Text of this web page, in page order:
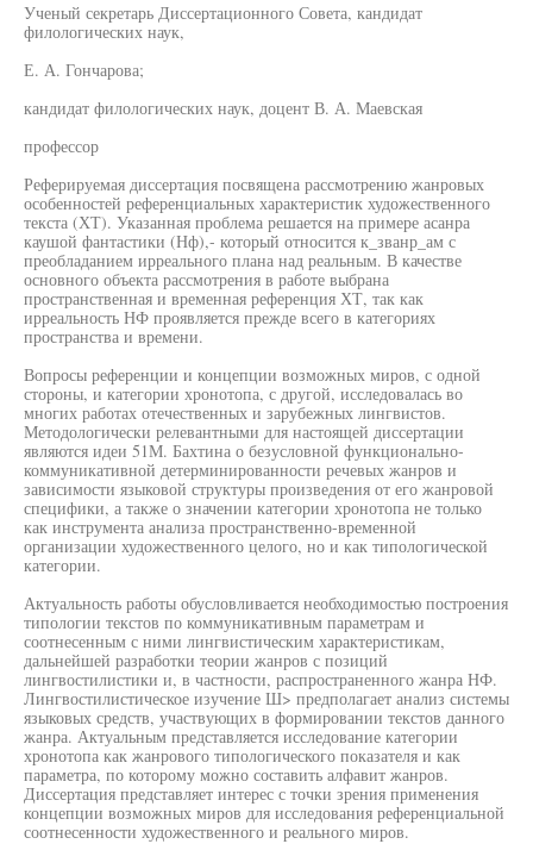
Ученый секретарь Диссертационного Совета, кандидат
филологических наук,
Е. А. Гончарова;
кандидат филологических наук, доцент В. А. Маевская
профессор
Реферируемая диссертация посвящена рассмотрению жанровых
особенностей референциальных характеристик художественного
текста (ХТ). Указанная проблема решается на примере асанра
каушой фантастики (Нф),- который относится к_званр_ам с
преобладанием ирреального плана над реальным. В качестве
основного объекта рассмотрения в работе выбрана
пространственная и временная референция ХТ, так как
ирреальность НФ проявляется прежде всего в категориях
пространства и времени.
Вопросы референции и концепции возможных миров, с одной
стороны, и категории хронотопа, с другой, исследовалась во
многих работах отечественных и зарубежных лингвистов.
Методологически релевантными для настоящей диссертации
являются идеи 51М. Бахтина о безусловной функционально-
коммуникативной детерминированности речевых жанров и
зависимости языковой структуры произведения от его жанровой
специфики, а также о значении категории хронотопа не только
как инструмента анализа пространственно-временной
организации художественного целого, но и как типологической
категории.
Актуальность работы обусловливается необходимостью построения
типологии текстов по коммуникативным параметрам и
соотнесенным с ними лингвистическим характеристикам,
дальнейшей разработки теории жанров с позиций
лингвостилистики и, в частности, распространенного жанра НФ.
Лингвостилистическое изучение Ш> предполагает анализ системы
языковых средств, участвующих в формировании текстов данного
жанра. Актуальным представляется исследование категории
хронотопа как жанрового типологического показателя и как
параметра, по которому можно составить алфавит жанров.
Диссертация представляет интерес с точки зрения применения
концепции возможных миров для исследования референциальной
соотнесенности художественного и реального миров.